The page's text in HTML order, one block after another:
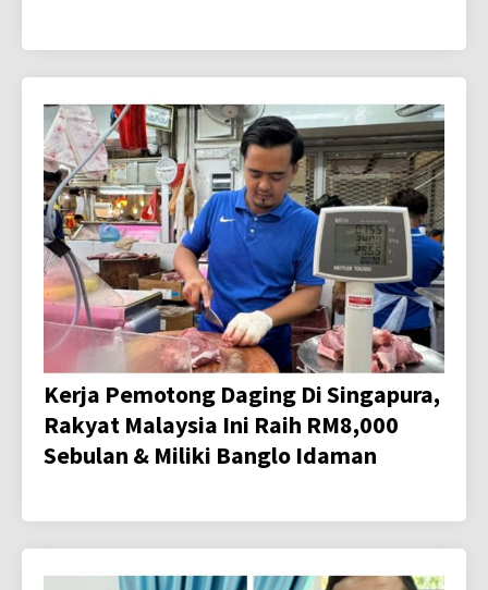
Kerja Pemotong Daging Di Singapura,
Rakyat Malaysia Ini Raih RM8,000
Sebulan & Miliki Banglo Idaman